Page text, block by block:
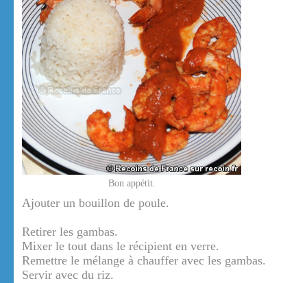
Bon appétit.
Ajouter un bouillon de poule.
Retirer les gambas.
Mixer le tout dans le récipient en verre.
Remettre le mélange à chauffer avec les gambas.
Servir avec du riz.